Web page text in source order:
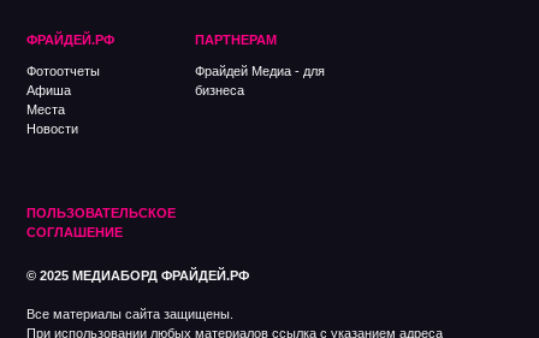
ФРАЙДЕЙ.РФ
Фотоотчеты
Афиша
Места
Новости
ПАРТНЕРАМ
Фрайдей Медиа - для
бизнеса
ПОЛЬЗОВАТЕЛЬСКОЕ
СОГЛАШЕНИE
© 2025 МЕДИАБОРД ФРАЙДЕЙ.РФ
Все материалы сайта защищены.
При использовании любых материалов ссылка с указанием адреса